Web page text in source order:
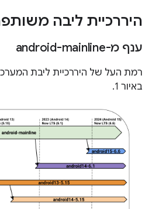
היררכיית ליבה
ענף מ-android-mainline
רמת העל של היררכיית ליבת
באיור 1.